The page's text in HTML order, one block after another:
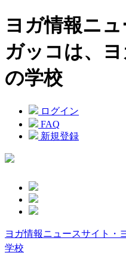
ヨガ情報ニ
ガッコは、
の学校
ログイン
FAQ
新規登録
ヨガ情報ニュースサイト・
学校